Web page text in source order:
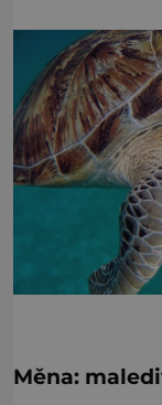
Měna: